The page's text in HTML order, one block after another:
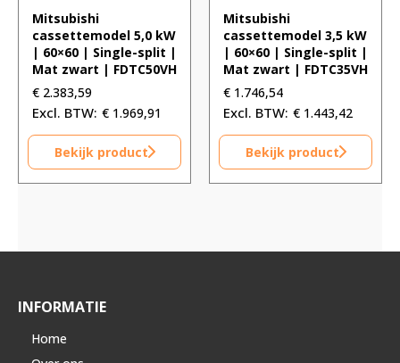
Mitsubishi
cassettemodel 5,0 kW
| 60×60 | Single-split |
Mat zwart | FDTC50VH
€ 2.383,59
€ 1.969,91
Bekijk product
Mitsubishi
cassettemodel 3,5 kW
| 60×60 | Single-split |
Mat zwart | FDTC35VH
€ 1.746,54
€ 1.443,42
Bekijk product
INFORMATIE
Home